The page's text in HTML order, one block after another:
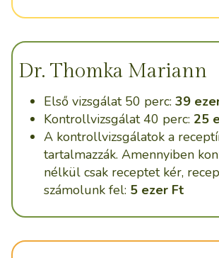
Dr. Thomka Mariann
Első vizsgálat 50 perc: 39
Kontrollvizsgálat 40 perc: 25
A kontrollvizsgálatok a
tartalmazzák. Amennyiben
nélkül csak receptet kér,
számolunk fel: 5 ezer Ft